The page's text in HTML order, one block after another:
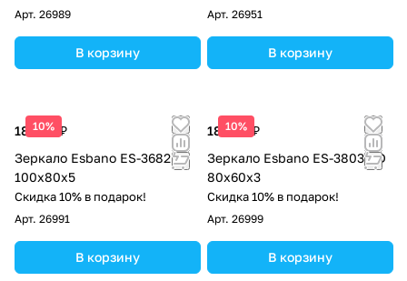
Арт. 26989
В корзину
Арт. 26951
В корзину
10%
18 360 ₽
Зеркало Esbano ES-3682KD
100х80х5
Скидка 10% в подарок!
Арт. 26991
В корзину
10%
18 360 ₽
Зеркало Esbano ES-3803 RD
80x60х3
Скидка 10% в подарок!
Арт. 26999
В корзину